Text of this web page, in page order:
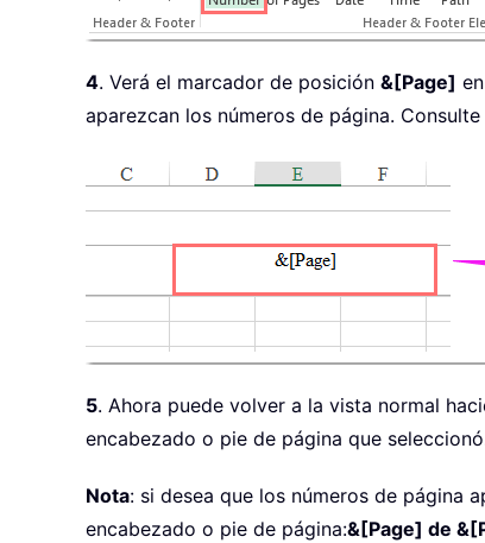
4. Verá el marcador de posición &[Page]
aparezcan los números de página.
5. Ahora puede volver a la vista normal
encabezado o pie de página que
Nota: si desea que los números de página
encabezado o pie de página:&[Page] de